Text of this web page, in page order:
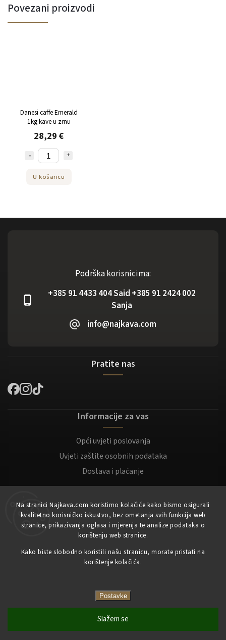
Na stranici Najkava.com koristimo kolačiće kako bismo osigurali
kvalitetno korisničko iskustvo, bez ometanja svih funkcija web
stranice, prikazivanja oglasa i mjerenja te analize podataka o
korištenju web stranice.
Kako biste slobodno koristili našu stranicu, morate pristati na
korištenje kolačića.
Postavke
Slažem se
Povezani proizvodi
Danesi caffe Emerald
1kg kave u zrnu
28,29 €
U košaricu
Podrška korisnicima:
+385 91 4433 404 Said +385 91 2424 002
Sanja
info@najkava.com
Pratite nas
Informacije za vas
Opći uvjeti poslovanja
Uvjeti zaštite osobnih podataka
Dostava i plaćanje
Moj račun
Registracija
Prijaviti se
Copyright 2023NajKava.com